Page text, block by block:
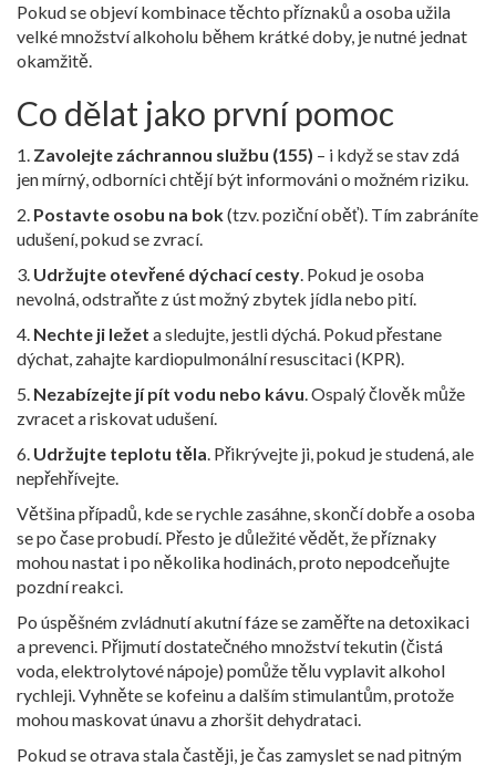
Pokud se objeví kombinace těchto příznaků a osoba užila
velké množství alkoholu během krátké doby, je nutné jednat
okamžitě.
Co dělat jako první pomoc
1. Zavolejte záchrannou službu (155) – i když se stav zdá
jen mírný, odborníci chtějí být informováni o možném riziku.
2. Postavte osobu na bok(tzv. poziční oběť). Tím zabráníte
udušení, pokud se zvrací.
3. Udržujte otevřené dýchací cesty. Pokud je osoba
nevolná, odstraňte z úst možný zbytek jídla nebo pití.
4. Nechte ji ležet a sledujte, jestli dýchá. Pokud přestane
dýchat, zahajte kardiopulmonální resuscitaci (KPR).
5. Nezabízejte jí pít vodu nebo kávu. Ospalý člověk může
zvracet a riskovat udušení.
6. Udržujte teplotu těla. Přikrývejte ji, pokud je studená, ale
nepřehřívejte.
Většina případů, kde se rychle zasáhne, skončí dobře a osoba
se po čase probudí. Přesto je důležité vědět, že příznaky
mohou nastat i po několika hodinách, proto nepodceňujte
pozdní reakci.
Po úspěšném zvládnutí akutní fáze se zaměřte na detoxikaci
a prevenci. Přijmutí dostatečného množství tekutin (čistá
voda, elektrolytové nápoje) pomůže tělu vyplavit alkohol
rychleji. Vyhněte se kofeinu a dalším stimulantům, protože
mohou maskovat únavu a zhoršit dehydrataci.
Pokud se otrava stala častěji, je čas zamyslet se nad pitným